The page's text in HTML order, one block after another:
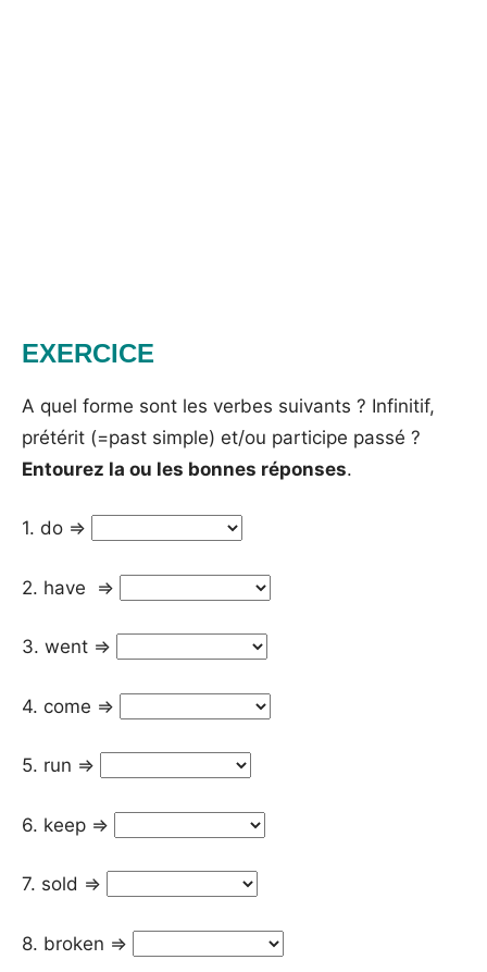
EXERCICE
A quel forme sont les verbes suivants ? Infinitif,
prétérit (=past simple) et/ou participe passé ?
Entourez la ou les bonnes réponses.
1. do =>
2. have =>
3. went =>
4. come =>
5. run =>
6. keep =>
7. sold =>
8. broken =>